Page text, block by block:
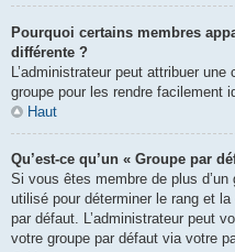
Pourquoi certains membres
différente ?
L’administrateur peut attribuer une
groupe pour les rendre facilement
Haut
Qu’est-ce qu’un « Groupe par
Si vous êtes membre de plus
utilisé pour déterminer le rang et
par défaut. L’administrateur peut
votre groupe par défaut via votre